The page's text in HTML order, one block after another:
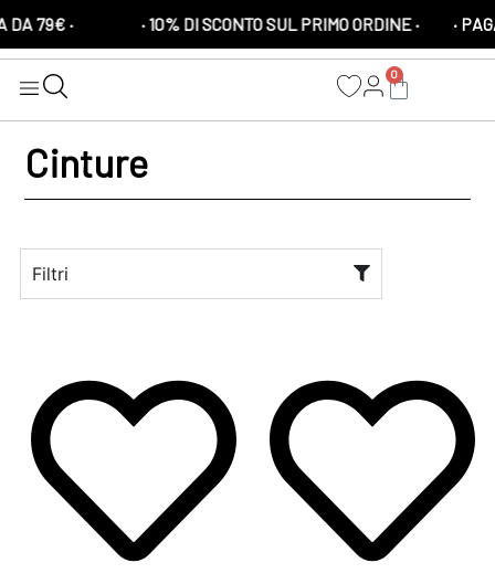
79€ · · 10% DI SCONTO SUL PRIMO ORDINE · ·
0
Cinture
Filtri